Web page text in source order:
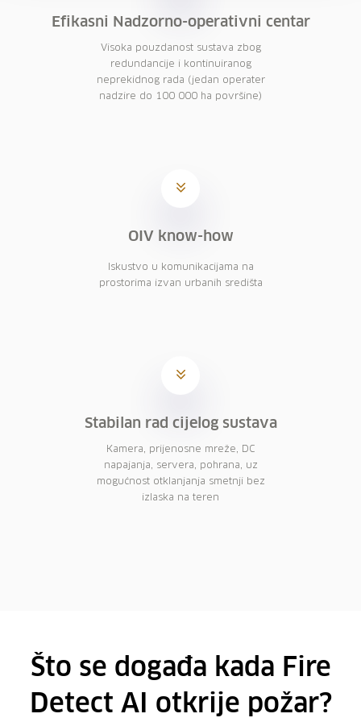
Efikasni Nadzorno-operativni centar
Visoka pouzdanost sustava zbog
redundancije i kontinuiranog
neprekidnog rada (jedan operater
nadzire do 100 000 ha površine)
OIV know-how
Iskustvo u komunikacijama na
prostorima izvan urbanih središta
Stabilan rad cijelog sustava
Kamera, prijenosne mreže, DC
napajanja, servera, pohrana, uz
mogućnost otklanjanja smetnji bez
izlaska na teren
Što se događa kada Fire
Detect AI otkrije požar?